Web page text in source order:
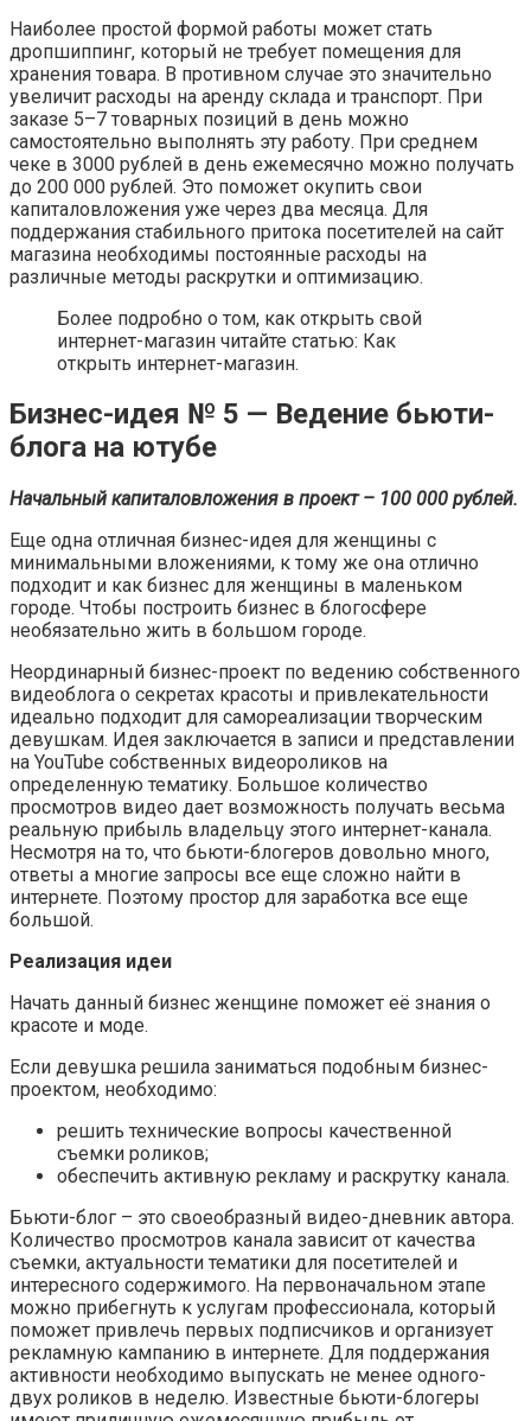
Наиболее простой формой работы может стать
дропшиппинг, который не требует помещения для
хранения товара. В противном случае это значительно
увеличит расходы на аренду склада и транспорт. При
заказе 5–7 товарных позиций в день можно
самостоятельно выполнять эту работу. При среднем
чеке в 3000 рублей в день ежемесячно можно получать
до 200 000 рублей. Это поможет окупить свои
капиталовложения уже через два месяца. Для
поддержания стабильного притока посетителей на сайт
магазина необходимы постоянные расходы на
различные методы раскрутки и оптимизацию.
Более подробно о том, как открыть свой
интернет-магазин читайте статью: Как
открыть интернет-магазин.
Бизнес-идея № 5 — Ведение бьюти-
блога на ютубе
Начальный капиталовложения в проект – 100 000 рублей.
Еще одна отличная бизнес-идея для женщины с
минимальными вложениями, к тому же она отлично
подходит и как бизнес для женщины в маленьком
городе. Чтобы построить бизнес в блогосфере
необязательно жить в большом городе.
Неординарный бизнес-проект по ведению собственного
видеоблога о секретах красоты и привлекательности
идеально подходит для самореализации творческим
девушкам. Идея заключается в записи и представлении
на YouTube собственных видеороликов на
определенную тематику. Большое количество
просмотров видео дает возможность получать весьма
реальную прибыль владельцу этого интернет-канала.
Несмотря на то, что бьюти-блогеров довольно много,
ответы а многие запросы все еще сложно найти в
интернете. Поэтому простор для заработка все еще
большой.
Реализация идеи
Начать данный бизнес женщине поможет её знания о
красоте и моде.
Если девушка решила заниматься подобным бизнес-
проектом, необходимо:
решить технические вопросы качественной
съемки роликов;
обеспечить активную рекламу и раскрутку канала.
Бьюти-блог – это своеобразный видео-дневник автора.
Количество просмотров канала зависит от качества
съемки, актуальности тематики для посетителей и
интересного содержимого. На первоначальном этапе
можно прибегнуть к услугам профессионала, который
поможет привлечь первых подписчиков и организует
рекламную кампанию в интернете. Для поддержания
активности необходимо выпускать не менее одного-
двух роликов в неделю. Известные бьюти-блогеры